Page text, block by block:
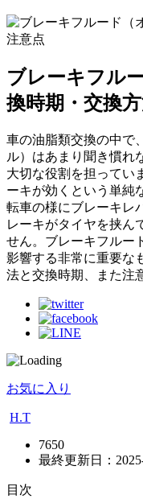
ブレーキフル
換時期・交換
車の油脂類交換の中で
ル）はあまり聞き慣れ
大切な役割を担ってい
ーキが効くという単純
転車の様にブレーキレ
レーキがタイヤを挟ん
せん。ブレーキフルー
影響する非常に重要な
法と交換時期、また注
お気に入り
H.T
7650
最終更新日：
目次